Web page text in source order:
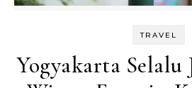
TRAVEL
Yogyakarta Selalu